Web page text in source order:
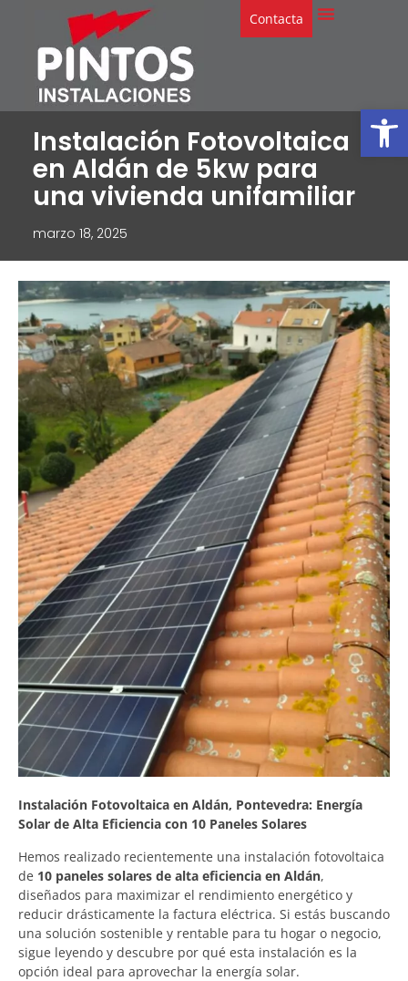
Abrir
Contacta
Instalación Fotovoltaica
en Aldán de 5kw para
una vivienda unifamiliar
marzo 18, 2025
Instalación Fotovoltaica en Aldán, Pontevedra: Energía
Solar de Alta Eficiencia con 10 Paneles Solares
Hemos realizado recientemente una instalación fotovoltaica
de 10 paneles solares de alta eficiencia en Aldán,
diseñados para maximizar el rendimiento energético y
reducir drásticamente la factura eléctrica. Si estás buscando
una solución sostenible y rentable para tu hogar o negocio,
sigue leyendo y descubre por qué esta instalación es la
opción ideal para aprovechar la energía solar.